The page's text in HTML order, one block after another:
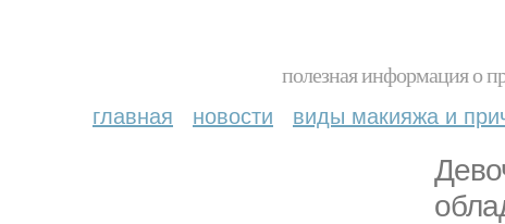
полезная информация о
главная новости виды макияжа и